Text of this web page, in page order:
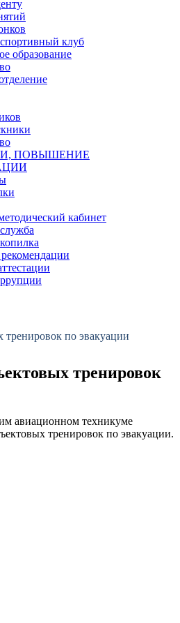
клуб
образование
ПОВЫШЕНИЕ
кабинет
по эвакуации
тренировок
авиационном техникуме
тренировок по эвакуации.